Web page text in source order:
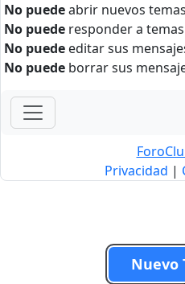
Nuevo
No puedeabrir nuevos
No puede responder a
No puede editar sus
No puede borrar sus
Privacidad |